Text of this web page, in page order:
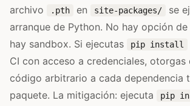
archivo
.pth en site-packages/
se
arranque de Python. No hay opción
hay sandbox. Si ejecutas
pip install
CI con acceso a credenciales, otorgas
código arbitrario a cada dependencia
paquete. La mitigación: ejecuta
pip